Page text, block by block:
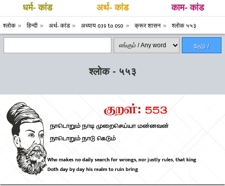
धर्म- कांड अर्थ- कांड काम- कांड
श्लोक हिन्दी अर्थ- कांड अध्याय 039 to 050 क्रूर शासन श्लोक ५५३
தேடு /
श्लोक - ५५३